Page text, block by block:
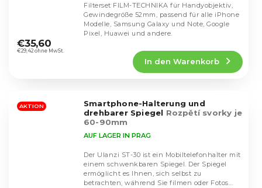
durchschnittliche
Produktbewertung
Sternen.
€29,42 ohne MwSt.
€35,60
In den Warenkorb
Filterset FILM-TECHNIKA für Handyobjektiv,
Gewindegröße 52mm, passend für alle iPhone
Modelle, Samsung Galaxy und Note, Google
Pixel, Huawei und andere.
AKTION
Smartphone-Halterung und
drehbarer Spiegel Rozpětí svorky je
60-90mm
AUF LAGER IN PRAG
Der Ulanzi ST-30 ist ein Mobiltelefonhalter mit
einem schwenkbaren Spiegel. Der Spiegel
ermöglicht es Ihnen, sich selbst zu
betrachten, während Sie filmen oder Fotos